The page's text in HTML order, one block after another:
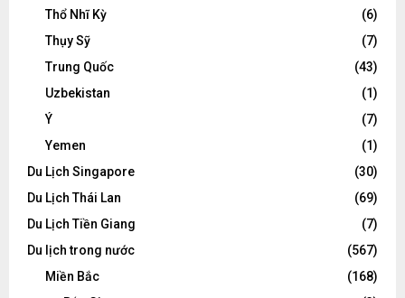
Thổ Nhĩ Kỳ
(6)
Thụy Sỹ
(7)
Trung Quốc
(43)
Uzbekistan
(1)
Ý
(7)
Yemen
(1)
Du Lịch Singapore
(30)
Du Lịch Thái Lan
(69)
Du Lịch Tiền Giang
(7)
Du lịch trong nước
(567)
Miền Bắc
(168)